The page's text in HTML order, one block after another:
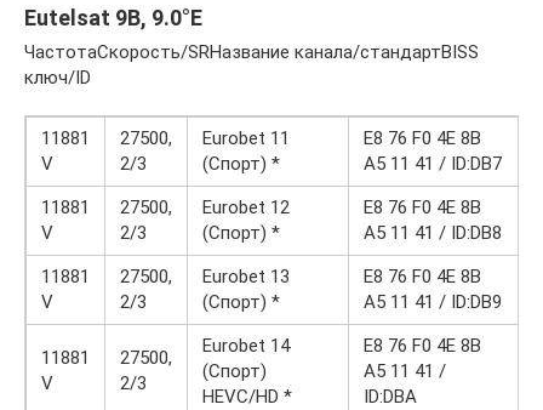
Eutelsat 9B, 9.0°E
ЧастотаСкорость/SRНазвание канала/стандартBISS
ключ/ID
11881
V
27500,
2/3
Eurobet 11
(Спорт) *
E8 76 F0 4E 8B
A5 11 41 / ID:DB7
11881
V
27500,
2/3
Eurobet 12
(Спорт) *
E8 76 F0 4E 8B
A5 11 41 / ID:DB8
11881
V
27500,
2/3
Eurobet 13
(Спорт) *
E8 76 F0 4E 8B
A5 11 41 / ID:DB9
11881
V
27500,
2/3
Eurobet 14
(Спорт)
HEVC/HD *
E8 76 F0 4E 8B
A5 11 41 /
ID:DBA